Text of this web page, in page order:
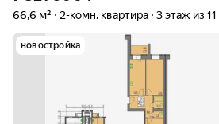
66,6 м² 2-комн. квартира 3 этаж из 11
новостройка